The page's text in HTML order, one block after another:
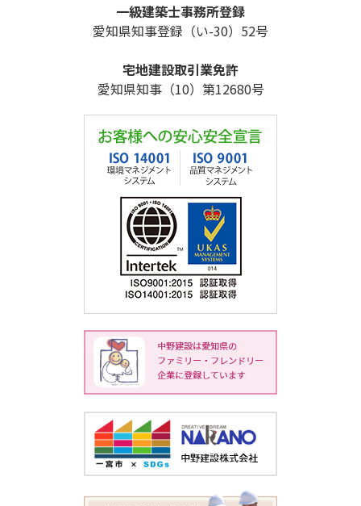
一級建築士事務所登録
愛知県知事登録（い-30）52号
宅地建設取引業免許
愛知県知事（10）第12680号